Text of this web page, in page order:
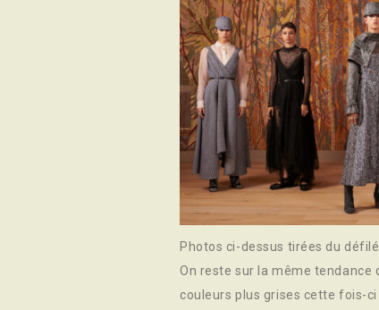
Photos ci-dessus tirées du
On reste sur la même tendance
couleurs plus grises cette fois-